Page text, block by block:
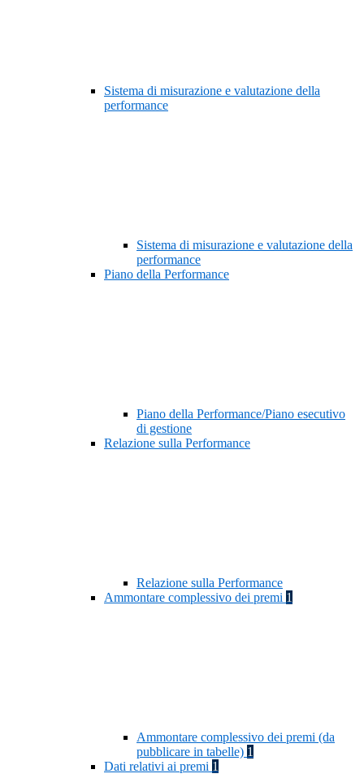
Sistema di misurazione e valutazione della
performance
Sistema di misurazione e valutazione della
performance
Piano della Performance
Piano della Performance/Piano esecutivo
di gestione
Relazione sulla Performance
Relazione sulla Performance
Ammontare complessivo dei premi 1
Ammontare complessivo dei premi (da
pubblicare in tabelle) 1
Dati relativi ai premi 1